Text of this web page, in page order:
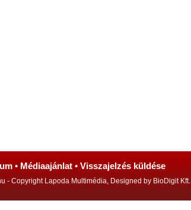
• Médiaajánlat • Visszajelzés küldése
- Copyright Lapoda Multimédia, Designed by BioDigit Kft.